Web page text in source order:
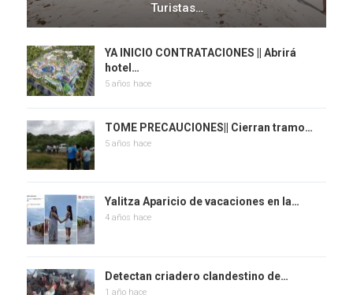
Turistas…
YA INICIO CONTRATACIONES || Abrirá
hotel…
5 años hace
TOME PRECAUCIONES|| Cierran tramo…
5 años hace
Yalitza Aparicio de vacaciones en la…
4 años hace
Detectan criadero clandestino de…
1 año hace